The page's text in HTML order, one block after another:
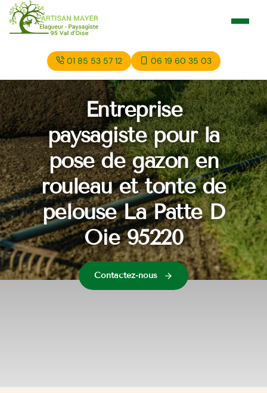
01 85 53 57 12 06 19 60 35 03
Entreprise
paysagiste pour la
pose de gazon en
rouleau et tonte de
pelouse La Patte D
Oie 95220
Contactez-nous